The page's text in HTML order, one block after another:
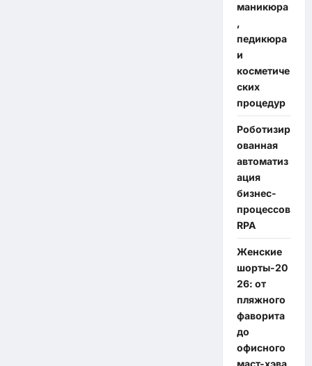
маникюра
,
педикюра
и
косметиче
ских
процедур
Роботизир
ованная
автоматиз
ация
бизнес-
процессов
RPA
Женские
шорты-20
26: от
пляжного
фаворита
до
офисного
маст-хэва